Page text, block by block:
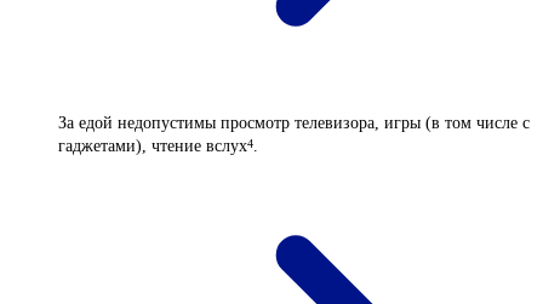
За едой недопустимы просмотр телевизора, игры (в том числе с
гаджетами), чтение вслух4